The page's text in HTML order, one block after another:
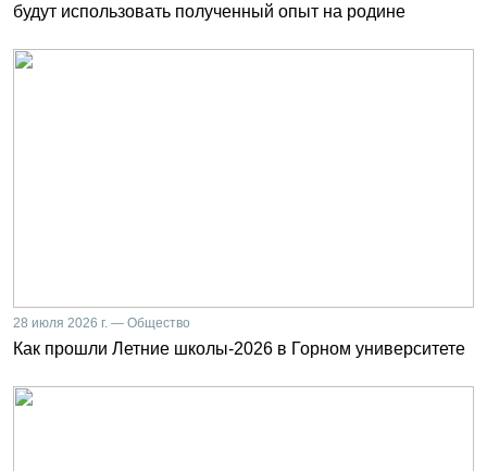
будут использовать полученный опыт на родине
28 июля 2026 г. — Общество
Как прошли Летние школы-2026 в Горном университете